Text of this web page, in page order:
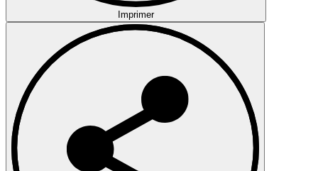
Imprimer